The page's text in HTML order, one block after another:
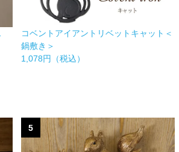
コベントアイアントリベットキャット＜
鍋敷き＞
1,078円（税込）
5